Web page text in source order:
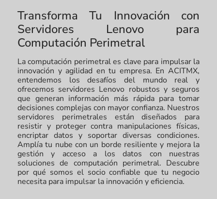
Transforma Tu Innovación con
Servidores Lenovo para
Computación Perimetral
La computación perimetral es clave para impulsar la
innovación y agilidad en tu empresa. En ACITMX,
entendemos los desafíos del mundo real y
ofrecemos servidores Lenovo robustos y seguros
que generan información más rápida para tomar
decisiones complejas con mayor confianza. Nuestros
servidores perimetrales están diseñados para
resistir y proteger contra manipulaciones físicas,
encriptar datos y soportar diversas condiciones.
Amplía tu nube con un borde resiliente y mejora la
gestión y acceso a los datos con nuestras
soluciones de computación perimetral. Descubre
por qué somos el socio confiable que tu negocio
necesita para impulsar la innovación y eficiencia.